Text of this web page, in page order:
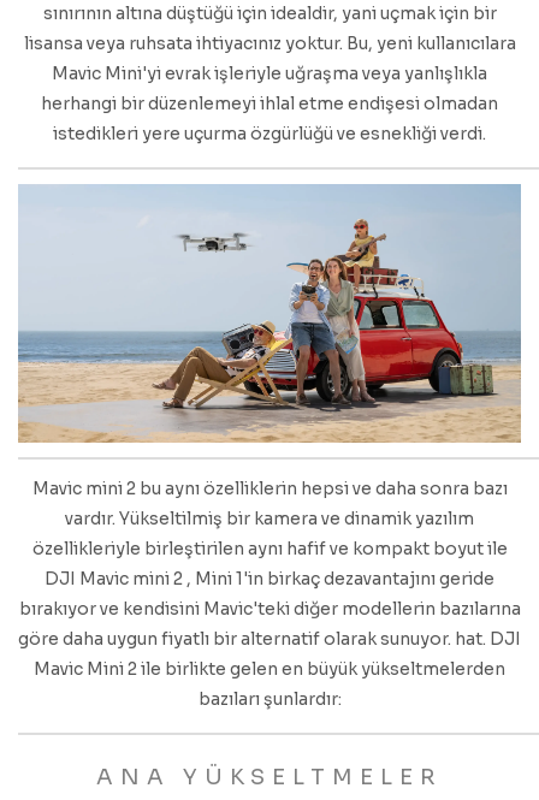
sınırının altına düştüğü için idealdir, yani uçmak için bir
lisansa veya ruhsata ihtiyacınız yoktur. Bu, yeni kullanıcılara
Mavic Mini'yi evrak işleriyle uğraşma veya yanlışlıkla
herhangi bir düzenlemeyi ihlal etme endişesi olmadan
istedikleri yere uçurma özgürlüğü ve esnekliği verdi.
Mavic mini 2 bu aynı özelliklerin hepsi ve daha sonra bazı
vardır. Yükseltilmiş bir kamera ve dinamik yazılım
özellikleriyle birleştirilen aynı hafif ve kompakt boyut ile
DJI Mavic mini 2 , Mini 1'in birkaç dezavantajını geride
bırakıyor ve kendisini Mavic'teki diğer modellerin bazılarına
göre daha uygun fiyatlı bir alternatif olarak sunuyor. hat. DJI
Mavic Mini 2 ile birlikte gelen en büyük yükseltmelerden
bazıları şunlardır:
ANA YÜKSELTMELER